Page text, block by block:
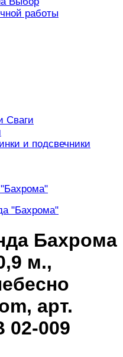
работы
Сваги
и подсвечники
"Бахрома"
Бахрома
м.,
арт.
02-009